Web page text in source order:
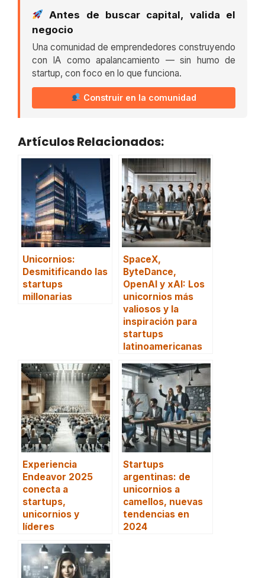
Antes de buscar capital, valida el
negocio
Una comunidad de emprendedores construyendo
con IA como apalancamiento — sin humo de
startup, con foco en lo que funciona.
Construir en la comunidad
Artículos Relacionados:
Unicornios:
Desmitificando las
startups
millonarias
SpaceX,
ByteDance,
OpenAI y xAI: Los
unicornios más
valiosos y la
inspiración para
startups
latinoamericanas
Experiencia
Endeavor 2025
conecta a
startups,
unicornios y
líderes
Startups
argentinas: de
unicornios a
camellos, nuevas
tendencias en
2024